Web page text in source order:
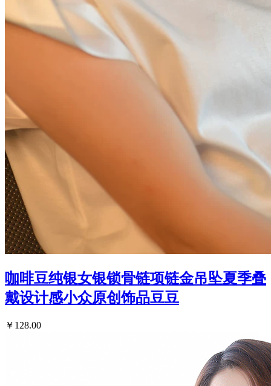
咖啡豆纯银女银锁骨链项链金吊坠夏季叠
戴设计感小众原创饰品豆豆
￥128.00